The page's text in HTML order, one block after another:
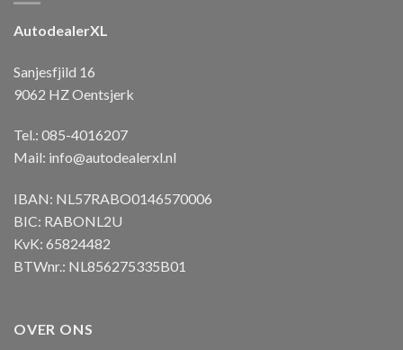
AutodealerXL
Sanjesfjild 16
9062 HZ Oentsjerk
Tel.: 085-4016207
Mail: info@autodealerxl.nl
IBAN: NL57RABO0146570006
BIC: RABONL2U
KvK: 65824482
BTWnr.: NL856275335B01
OVER ONS